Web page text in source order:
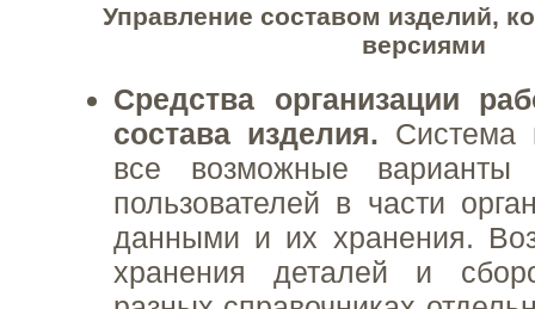
Управление составом изделий,
версиями
Средства организации
состава изделия. Система
все возможные варианты
пользователей в части
данными и их хранения.
хранения деталей и